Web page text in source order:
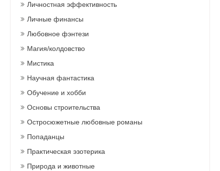
Личностная эффективность
Личные финансы
Любовное фэнтези
Магия/колдовство
Мистика
Научная фантастика
Обучение и хобби
Основы строительства
Остросюжетные любовные романы
Попаданцы
Практическая эзотерика
Природа и животные